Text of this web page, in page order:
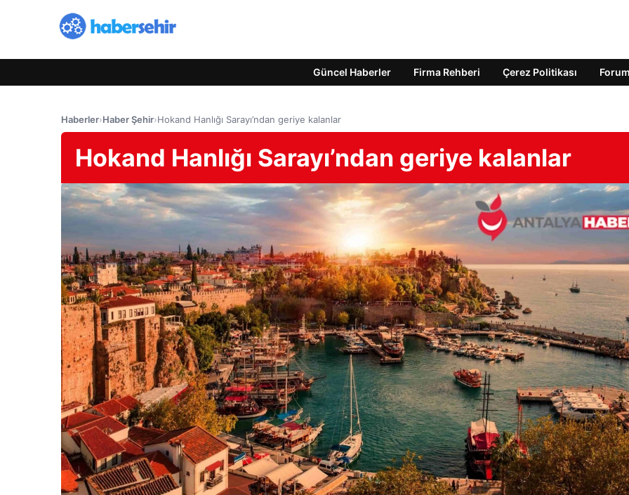
Güncel Haberler Firma Rehberi Çerez Politikası Forum
Haberler›Haber Şehir›Hokand Hanlığı Sarayı’ndan geriye kalanlar
Hokand Hanlığı Sarayı’ndan geriye kalanlar